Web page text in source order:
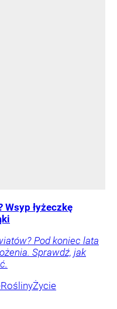
Wsyp łyżeczkę
Pod koniec lata
Sprawdź, jak
RoślinyŻycie